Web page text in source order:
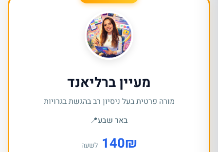
מעיין ברליאנד
מורה פרטית בעל ניסיון רב בהגשת בגרויות
באר שבע📍
₪
140 לשעה